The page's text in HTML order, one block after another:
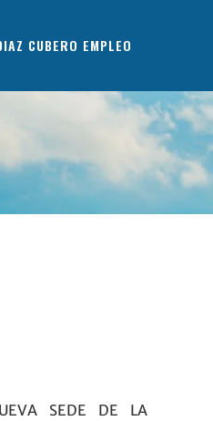
CUBERO EMPLEO
SEDE DE LA